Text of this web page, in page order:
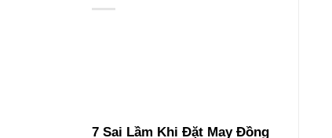
7 Sai Lầm Khi Đặt May Đồng